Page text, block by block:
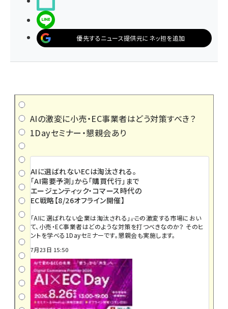
優先するニュース提供元にネッ担を追加
AIの激変に小売・EC事業者はどう対策すべき？
1Dayセミナー・懇親会あり
AIに選ばれないECは淘汰される。
「AI需要予測」から「購買代行」まで
エージェンティック・コマース時代の
EC戦略【8/26オフライン開催】
「AIに選ばれない企業は淘汰される」――。この激変する市場におい
て、小売・EC事業者はどのような対策を打つべきなのか？ そのヒ
ントを学べる1Dayセミナーです。懇親会も実施します。
7月23日 15:50